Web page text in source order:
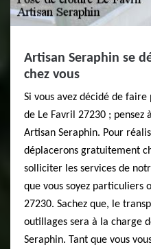
Artisan Seraphin se
chez vous
Si vous avez décidé de
de Le Favril 27230 ;
Artisan Seraphin. Pour
déplacerons gratuitement
solliciter les services de
que vous soyez particuliers
27230. Sachez que, le
outillages sera à la charge
Seraphin. Tant que vous